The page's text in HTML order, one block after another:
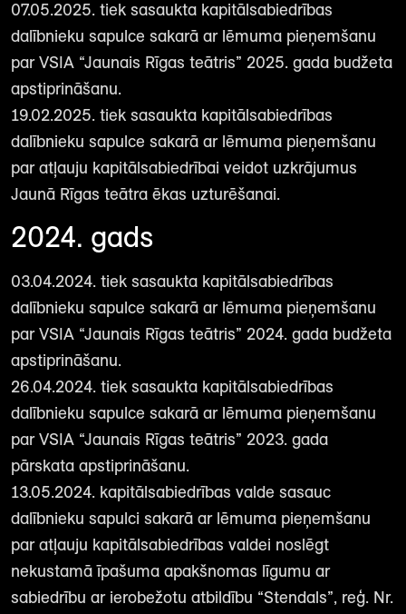
07.05.2025. tiek sasaukta kapitālsabiedrības
dalībnieku sapulce sakarā ar lēmuma pieņemšanu
par VSIA “Jaunais Rīgas teātris” 2025. gada budžeta
apstiprināšanu.
19.02.2025. tiek sasaukta kapitālsabiedrības
dalībnieku sapulce sakarā ar lēmuma pieņemšanu
par atļauju kapitālsabiedrībai veidot uzkrājumus
Jaunā Rīgas teātra ēkas uzturēšanai.
2024. gads
03.04.2024. tiek sasaukta kapitālsabiedrības
dalībnieku sapulce sakarā ar lēmuma pieņemšanu
par VSIA “Jaunais Rīgas teātris” 2024. gada budžeta
apstiprināšanu.
26.04.2024. tiek sasaukta kapitālsabiedrības
dalībnieku sapulce sakarā ar lēmuma pieņemšanu
par VSIA “Jaunais Rīgas teātris” 2023. gada
pārskata apstiprināšanu.
13.05.2024. kapitālsabiedrības valde sasauc
dalībnieku sapulci sakarā ar lēmuma pieņemšanu
par atļauju kapitālsabiedrības valdei noslēgt
nekustamā īpašuma apakšnomas līgumu ar
sabiedrību ar ierobežotu atbildību “Stendals”, reģ. Nr.